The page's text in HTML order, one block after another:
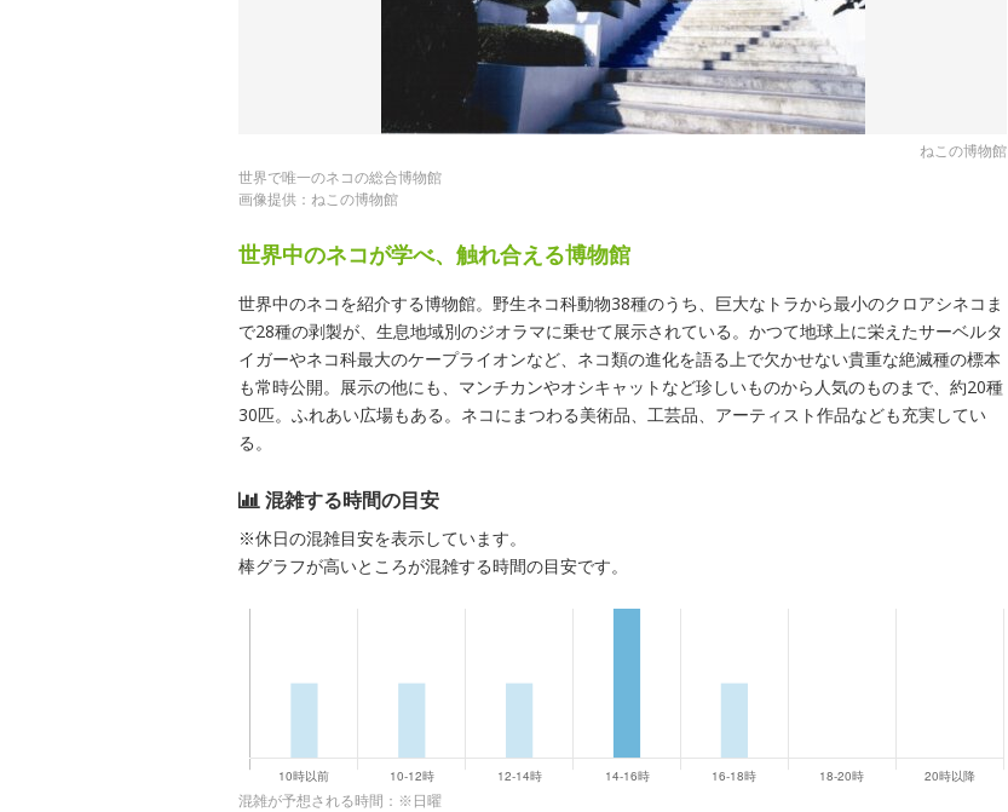
ねこの博物館
世界で唯一のネコの総合博物館
画像提供：ねこの博物館
世界中のネコが学べ、触れ合える博物館
世界中のネコを紹介する博物館。野生ネコ科動物38種のうち、巨大なトラから最小のクロアシネコま
で28種の剥製が、生息地域別のジオラマに乗せて展示されている。かつて地球上に栄えたサーベルタ
イガーやネコ科最大のケープライオンなど、ネコ類の進化を語る上で欠かせない貴重な絶滅種の標本
も常時公開。展示の他にも、マンチカンやオシキャットなど珍しいものから人気のものまで、約20種
30匹。ふれあい広場もある。ネコにまつわる美術品、工芸品、アーティスト作品なども充実してい
る。
混雑する時間の目安
※休日の混雑目安を表示しています。
棒グラフが高いところが混雑する時間の目安です。
混雑が予想される時間：※日曜